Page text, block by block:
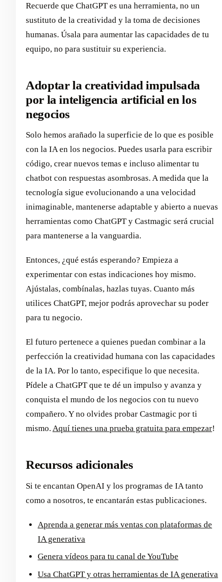
Recuerde que ChatGPT es una herramienta, no un
sustituto de la creatividad y la toma de decisiones
humanas. Úsala para aumentar las capacidades de tu
equipo, no para sustituir su experiencia.
Adoptar la creatividad impulsada
por la inteligencia artificial en los
negocios
Solo hemos arañado la superficie de lo que es posible
con la IA en los negocios. Puedes usarla para escribir
código, crear nuevos temas e incluso alimentar tu
chatbot con respuestas asombrosas. A medida que la
tecnología sigue evolucionando a una velocidad
inimaginable, mantenerse adaptable y abierto a nuevas
herramientas como ChatGPT y Castmagic será crucial
para mantenerse a la vanguardia.
Entonces, ¿qué estás esperando? Empieza a
experimentar con estas indicaciones hoy mismo.
Ajústalas, combínalas, hazlas tuyas. Cuanto más
utilices ChatGPT, mejor podrás aprovechar su poder
para tu negocio.
El futuro pertenece a quienes puedan combinar a la
perfección la creatividad humana con las capacidades
de la IA. Por lo tanto, especifique lo que necesita.
Pídele a ChatGPT que te dé un impulso y avanza y
conquista el mundo de los negocios con tu nuevo
compañero. Y no olvides probar Castmagic por ti
mismo. Aquí tienes una prueba gratuita para empezar!
Recursos adicionales
Si te encantan OpenAI y los programas de IA tanto
como a nosotros, te encantarán estas publicaciones.
Aprenda a generar más ventas con plataformas de
IA generativa
Genera vídeos para tu canal de YouTube
Usa ChatGPT y otras herramientas de IA generativa